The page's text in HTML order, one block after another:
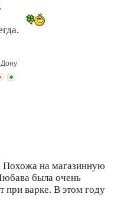
Похожа на магазинную
была очень
при варке. В этом году